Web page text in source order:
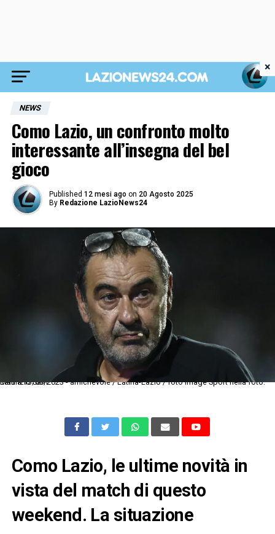
NEWS
Como Lazio, un confronto molto
interessante all’insegna del bel
gioco
Published 12 mesi ago on 20 Agosto 2025
By Redazione LazioNews24
Latina 13/08/2023 - amichevole / Latina-Lazio / foto Image Sport nella foto: Maurizio Sarri
Como Lazio, le ultime novità in
vista del match di questo
weekend. La situazione
×